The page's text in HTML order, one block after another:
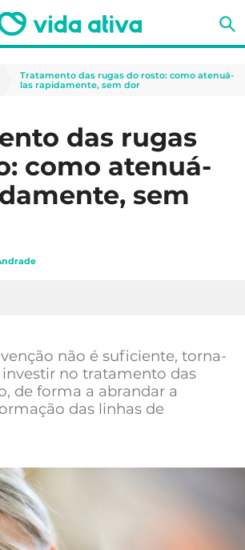
de Estimação
Tratamento das rugas do rosto: como atenuá-
las rapidamente, sem dor
das rugas
como atenuá-
sem
não é suficiente, torna-
investir no tratamento das
de forma a abrandar a
das linhas de